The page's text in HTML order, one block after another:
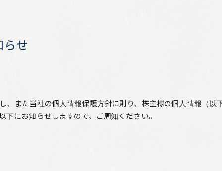
らせ
また当社の個人情報保護方針に則り、株主様の個人情報（
にお知らせしますので、ご周知ください。